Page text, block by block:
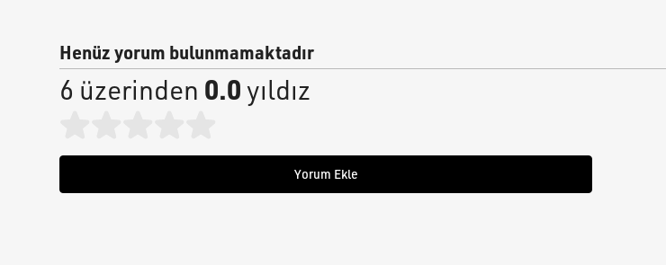
Henüz yorum bulunmamaktadır
6 üzerinden 0.0yıldız
Yorum Ekle